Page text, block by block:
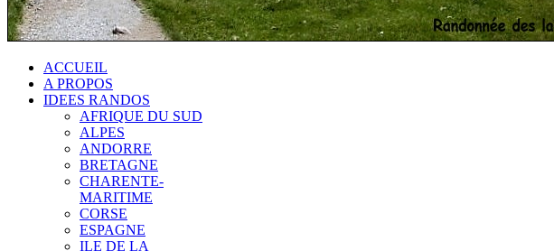
ACCUEIL
A PROPOS
IDEES RANDOS
AFRIQUE DU SUD
ALPES
ANDORRE
BRETAGNE
CHARENTE-
MARITIME
CORSE
ESPAGNE
ILE DE LA